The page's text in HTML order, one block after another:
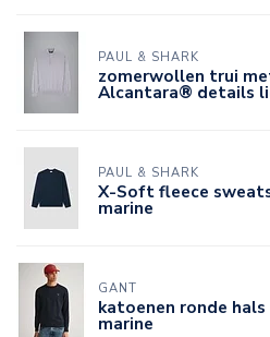
PAUL & SHARK
zomerwollen trui
Alcantara® details
PAUL & SHARK
X-Soft fleece
marine
GANT
katoenen ronde
marine